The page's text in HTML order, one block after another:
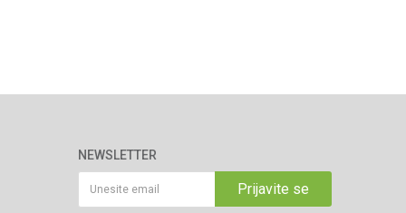
NEWSLETTER
Prijavite se